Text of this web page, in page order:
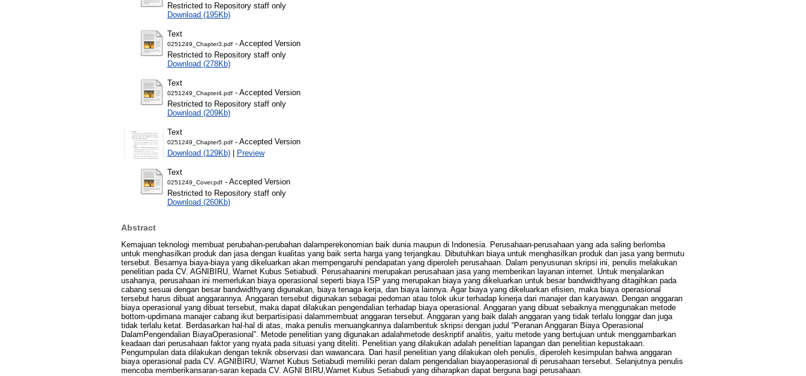
Restricted to Repository staff only
Download (195Kb)
Text
0251249_Chapter3.pdf- Accepted Version
Restricted to Repository staff only
Download (278Kb)
Text
0251249_Chapter4.pdf- Accepted Version
Restricted to Repository staff only
Download (209Kb)
Text
0251249_Chapter5.pdf- Accepted Version
Download (129Kb)| Preview
Text
0251249_Cover.pdf- Accepted Version
Restricted to Repository staff only
Download (260Kb)
Abstract
Kemajuan teknologi membuat perubahan-perubahan dalamperekonomian baik dunia maupun di Indonesia. Perusahaan-perusahaan yang ada saling berlomba
untuk menghasilkan produk dan jasa dengan kualitas yang baik serta harga yang terjangkau. Dibutuhkan biaya untuk menghasilkan produk dan jasa yang bermutu
tersebut. Besarnya biaya-biaya yang dikeluarkan akan mempengaruhi pendapatan yang diperoleh perusahaan. Dalam penyusunan skripsi ini, penulis melakukan
penelitian pada CV. AGNIBIRU, Warnet Kubus Setiabudi. Perusahaanini merupakan perusahaan jasa yang memberikan layanan internet. Untuk menjalankan
usahanya, perusahaan ini memerlukan biaya operasional seperti biaya ISP yang merupakan biaya yang dikeluarkan untuk besar bandwidthyang ditagihkan pada
cabang sesuai dengan besar bandwidthyang digunakan, biaya tenaga kerja, dan biaya lainnya. Agar biaya yang dikeluarkan efisien, maka biaya operasional
tersebut harus dibuat anggarannya. Anggaran tersebut digunakan sebagai pedoman atau tolok ukur terhadap kinerja dari manajer dan karyawan. Dengan anggaran
biaya operasional yang dibuat tersebut, maka dapat dilakukan pengendalian terhadap biaya operasional. Anggaran yang dibuat sebaiknya menggunakan metode
bottom-updimana manajer cabang ikut berpartisipasi dalammembuat anggaran tersebut. Anggaran yang baik dalah anggaran yang tidak terlalu longgar dan juga
tidak terlalu ketat. Berdasarkan hal-hal di atas, maka penulis menuangkannya dalambentuk skripsi dengan judul “Peranan Anggaran Biaya Operasional
DalamPengendalian BiayaOperasional”. Metode penelitian yang digunakan adalahmetode deskriptif analitis, yaitu metode yang bertujuan untuk menggambarkan
keadaan dari perusahaan faktor yang nyata pada situasi yang diteliti. Penelitian yang dilakukan adalah penelitian lapangan dan penelitian kepustakaan.
Pengumpulan data dilakukan dengan teknik observasi dan wawancara. Dari hasil penelitian yang dilakukan oleh penulis, diperoleh kesimpulan bahwa anggaran
biaya operasional pada CV. AGNIBIRU, Warnet Kubus Setiabudi memiliki peran dalam pengendalian biayaoperasional di perusahaan tersebut. Selanjutnya penulis
mencoba memberikansaran-saran kepada CV. AGNI BIRU,Warnet Kubus Setiabudi yang diharapkan dapat berguna bagi perusahaan.